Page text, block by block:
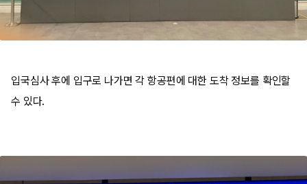
입국심사 후에 입구로 나가면 각 항공편에 대한 도착 정보를 확인할
수 있다.